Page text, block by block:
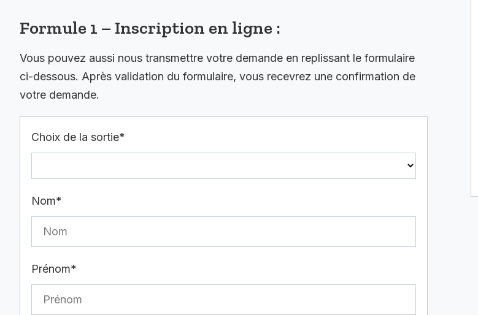
Formule 1 – Inscription en ligne :
Vous pouvez aussi nous transmettre votre demande en replissant le formulaire
ci-dessous. Après validation du formulaire, vous recevrez une confirmation de
votre demande.
Choix de la sortie*
Nom*
Prénom*